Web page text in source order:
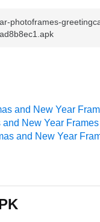
photoframes-
and New Year
and New Year
and New Year